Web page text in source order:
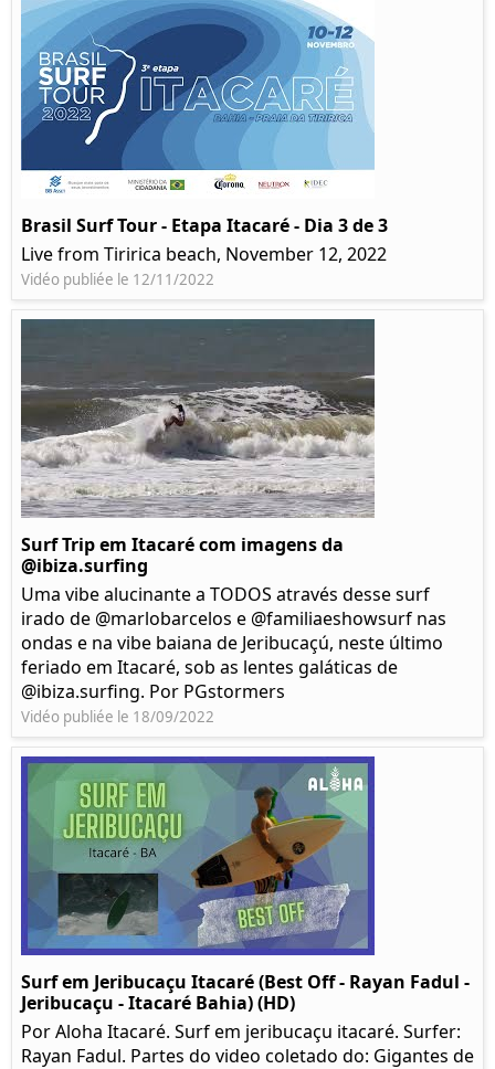
Brasil Surf Tour - Etapa Itacaré - Dia 3 de 3
Live from Tiririca beach, November 12, 2022
Vidéo publiée le 12/11/2022
Surf Trip em Itacaré com imagens da
@ibiza.surfing
Uma vibe alucinante a TODOS através desse surf
irado de @marlobarcelos e @familiaeshowsurf nas
ondas e na vibe baiana de Jeribucaçú, neste último
feriado em Itacaré, sob as lentes galáticas de
@ibiza.surfing. Por PGstormers
Vidéo publiée le 18/09/2022
Surf em Jeribucaçu Itacaré (Best Off - Rayan Fadul -
Jeribucaçu - Itacaré Bahia) (HD)
Por Aloha Itacaré. Surf em jeribucaçu itacaré. Surfer:
Rayan Fadul. Partes do video coletado do: Gigantes de